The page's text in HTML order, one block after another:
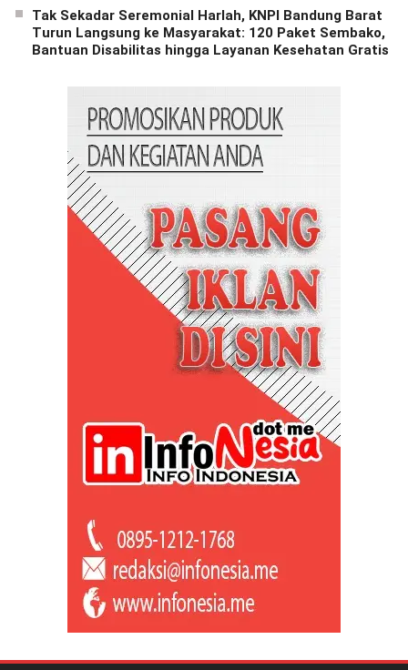
Tak Sekadar Seremonial Harlah, KNPI Bandung Barat
Turun Langsung ke Masyarakat: 120 Paket Sembako,
Bantuan Disabilitas hingga Layanan Kesehatan Gratis